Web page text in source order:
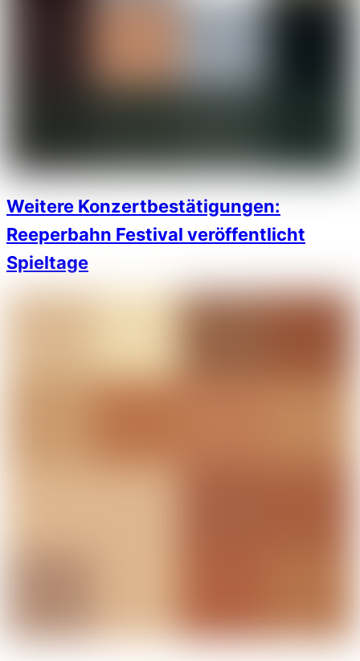
Weitere Konzertbestätigungen:
Reeperbahn Festival veröffentlicht
Spieltage